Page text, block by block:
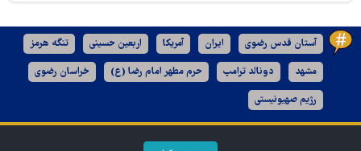
آستان قدس رضوی ایران آمریکا اربعین حسینی تنگه هرمز
مشهد دونالد ترامپ حرم مطهر امام رضا (ع) خراسان رضوی
رژیم صهیونیستی